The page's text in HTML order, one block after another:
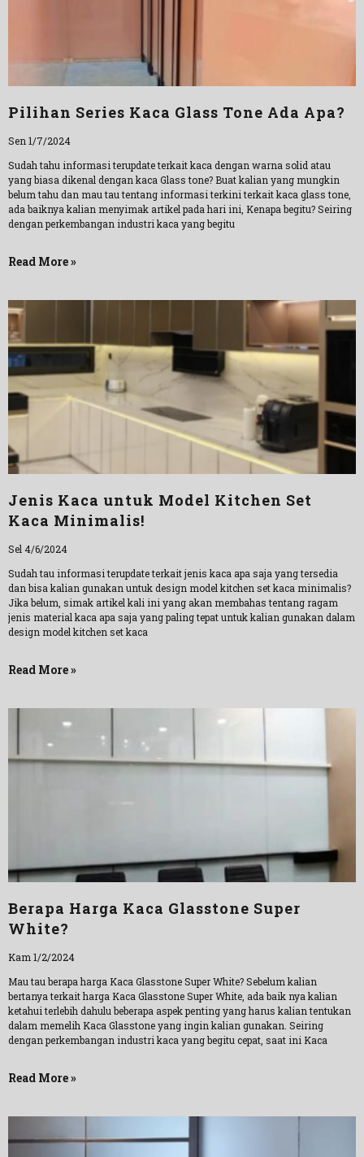
Pilihan Series Kaca Glass Tone Ada Apa?
Sen 1/7/2024
Sudah tahu informasi terupdate terkait kaca dengan warna solid atau
yang biasa dikenal dengan kaca Glass tone? Buat kalian yang mungkin
belum tahu dan mau tau tentang informasi terkini terkait kaca glass tone,
ada baiknya kalian menyimak artikel pada hari ini, Kenapa begitu? Seiring
dengan perkembangan industri kaca yang begitu
Read More »
Jenis Kaca untuk Model Kitchen Set
Kaca Minimalis!
Sel 4/6/2024
Sudah tau informasi terupdate terkait jenis kaca apa saja yang tersedia
dan bisa kalian gunakan untuk design model kitchen set kaca minimalis?
Jika belum, simak artikel kali ini yang akan membahas tentang ragam
jenis material kaca apa saja yang paling tepat untuk kalian gunakan dalam
design model kitchen set kaca
Read More »
Berapa Harga Kaca Glasstone Super
White?
Kam 1/2/2024
Mau tau berapa harga Kaca Glasstone Super White? Sebelum kalian
bertanya terkait harga Kaca Glasstone Super White, ada baik nya kalian
ketahui terlebih dahulu beberapa aspek penting yang harus kalian tentukan
dalam memelih Kaca Glasstone yang ingin kalian gunakan. Seiring
dengan perkembangan industri kaca yang begitu cepat, saat ini Kaca
Read More »